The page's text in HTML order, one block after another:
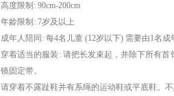
高度限制: 90cm-200cm
年龄限制: 7岁及以上
成年人陪同: 每4名儿童 (12岁以下) 需要由1名
穿着适当的服装: 请把长发束起，并除下所有
镜固定带。
请穿着不露趾鞋并有系绳的运动鞋或平底鞋。不